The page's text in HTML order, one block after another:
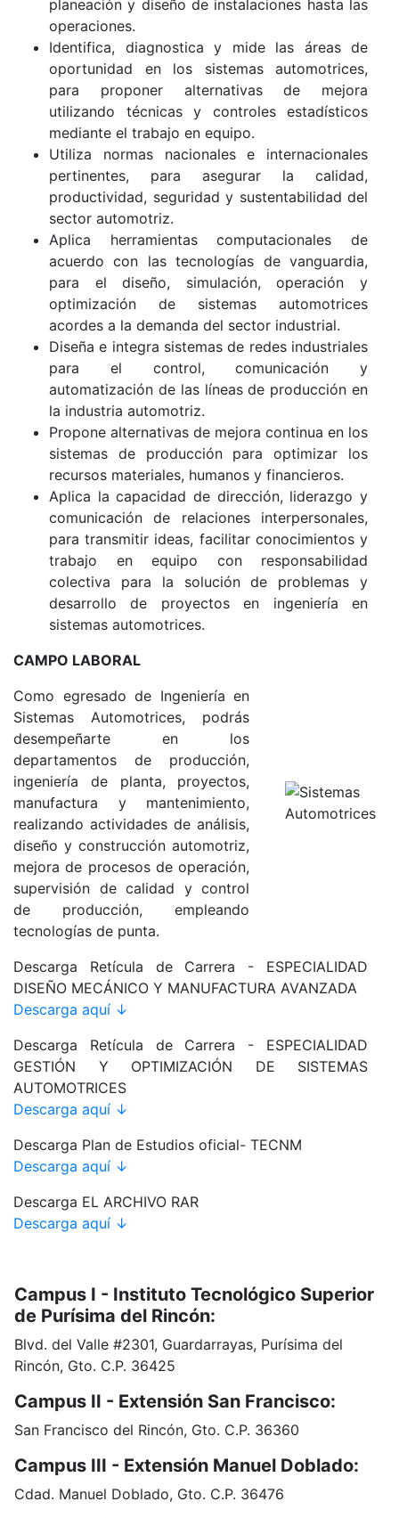
planeación y diseño de instalaciones hasta las
operaciones.
Identifica, diagnostica y mide las áreas de
oportunidad en los sistemas automotrices,
para proponer alternativas de mejora
utilizando técnicas y controles estadísticos
mediante el trabajo en equipo.
Utiliza normas nacionales e internacionales
pertinentes, para asegurar la calidad,
productividad, seguridad y sustentabilidad del
sector automotriz.
Aplica herramientas computacionales de
acuerdo con las tecnologías de vanguardia,
para el diseño, simulación, operación y
optimización de sistemas automotrices
acordes a la demanda del sector industrial.
Diseña e integra sistemas de redes industriales
para el control, comunicación y
automatización de las líneas de producción en
la industria automotriz.
Propone alternativas de mejora continua en los
sistemas de producción para optimizar los
recursos materiales, humanos y financieros.
Aplica la capacidad de dirección, liderazgo y
comunicación de relaciones interpersonales,
para transmitir ideas, facilitar conocimientos y
trabajo en equipo con responsabilidad
colectiva para la solución de problemas y
desarrollo de proyectos en ingeniería en
sistemas automotrices.
CAMPO LABORAL
Como egresado de Ingeniería en
Sistemas Automotrices, podrás
desempeñarte en los
departamentos de producción,
ingeniería de planta, proyectos,
manufactura y mantenimiento,
realizando actividades de análisis,
diseño y construcción automotriz,
mejora de procesos de operación,
supervisión de calidad y control
de producción, empleando
tecnologías de punta.
Descarga Retícula de Carrera - ESPECIALIDAD
DISEÑO MECÁNICO Y MANUFACTURA AVANZADA
Descarga aquí ↓
Descarga Retícula de Carrera - ESPECIALIDAD
GESTIÓN Y OPTIMIZACIÓN DE SISTEMAS
AUTOMOTRICES
Descarga aquí ↓
Descarga Plan de Estudios oficial- TECNM
Descarga aquí ↓
Descarga EL ARCHIVO RAR
Descarga aquí ↓
Campus I - Instituto Tecnológico Superior
de Purísima del Rincón:
Blvd. del Valle #2301, Guardarrayas, Purísima del
Rincón, Gto. C.P. 36425
Campus II - Extensión San Francisco:
San Francisco del Rincón, Gto. C.P. 36360
Campus III - Extensión Manuel Doblado:
Cdad. Manuel Doblado, Gto. C.P. 36476